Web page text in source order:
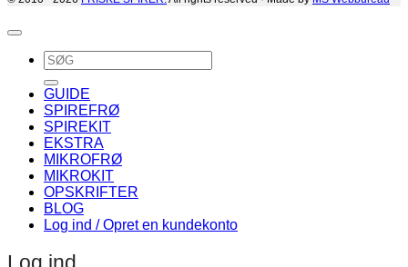
Søg
efter:
GUIDE
SPIREFRØ
SPIREKIT
EKSTRA
MIKROFRØ
MIKROKIT
OPSKRIFTER
BLOG
Log ind / Opret en kundekonto
Log ind